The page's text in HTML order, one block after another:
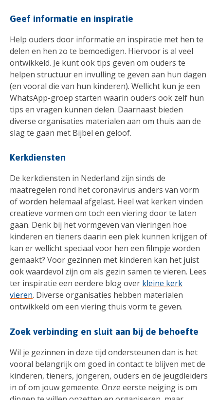
Geef informatie en inspiratie
Help ouders door informatie en inspiratie met hen te
delen en hen zo te bemoedigen. Hiervoor is al veel
ontwikkeld. Je kunt ook tips geven om ouders te
helpen structuur en invulling te geven aan hun dagen
(en vooral die van hun kinderen). Wellicht kun je een
WhatsApp-groep starten waarin ouders ook zelf hun
tips en vragen kunnen delen. Daarnaast bieden
diverse organisaties materialen aan om thuis aan de
slag te gaan met Bijbel en geloof.
Kerkdiensten
De kerkdiensten in Nederland zijn sinds de
maatregelen rond het coronavirus anders van vorm
of worden helemaal afgelast. Heel wat kerken vinden
creatieve vormen om toch een viering door te laten
gaan. Denk bij het vormgeven van vieringen hoe
kinderen en tieners daarin een plek kunnen krijgen of
kan er wellicht speciaal voor hen een filmpje worden
gemaakt? Voor gezinnen met kinderen kan het juist
ook waardevol zijn om als gezin samen te vieren. Lees
ter inspiratie een eerdere blog over kleine kerk
vieren. Diverse organisaties hebben materialen
ontwikkeld om een viering thuis vorm te geven.
Zoek verbinding en sluit aan bij de behoefte
Wil je gezinnen in deze tijd ondersteunen dan is het
vooral belangrijk om goed in contact te blijven met de
kinderen, tieners, jongeren, ouders en de jeugdleiders
in of om jouw gemeente. Onze eerste neiging is om